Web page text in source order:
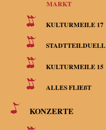
MARKT
KULTURMEILE 17
STADTTEILDUELL
KULTURMEILE 15
ALLES FLIEßT
KONZERTE